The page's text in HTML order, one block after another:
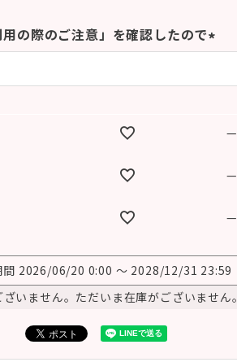
用の際のご注意」を確認したので
—
—
—
間 2026/06/20 0:00 〜 2028/12/31 23:59
いません。ただいま在庫がございません。